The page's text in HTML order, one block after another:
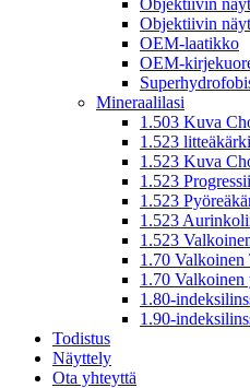
Objektiivin
Objektiivin
OEM-laatikko
OEM-
Mineraalilasi
1.503 Kuva
1.523
1.523 Kuva
1.523
1.523
1.523
1.523
1.70 Valkoinen
1.70 Valkoinen
1.80-
1.90-
Todistus
Näyttely
Ota yhteyttä